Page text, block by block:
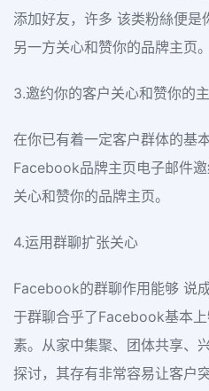
添加好友，许多 该类粉絲便是
另一方关心和赞你的品牌主页。
3.邀约你的客户关心和赞你的
在你已有着一定客户群体的基
Facebook品牌主页电子邮件
关心和赞你的品牌主页。
4.运用群聊扩张关心
Facebook的群聊作用能够 说
于群聊合乎了Facebook基本
素。从家中集聚、团体共享、
探讨，其存有非常容易让客户